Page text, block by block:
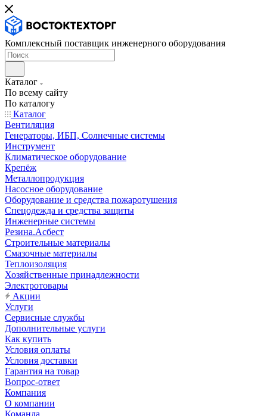
Комплексный поставщик инженерного оборудования
Каталог
По всему сайту
По каталогу
Каталог
Вентиляция
Генераторы, ИБП, Солнечные системы
Инструмент
Климатическое оборудование
Крепёж
Металлопродукция
Насосное оборудование
Оборудование и средства пожаротушения
Спецодежда и средства защиты
Инженерные системы
Резина.Асбест
Строительные материалы
Смазочные материалы
Теплоизоляция
Хозяйственные принадлежности
Электротовары
Акции
Услуги
Сервисные службы
Дополнительные услуги
Как купить
Условия оплаты
Условия доставки
Гарантия на товар
Вопрос-ответ
Компания
О компании
Команда